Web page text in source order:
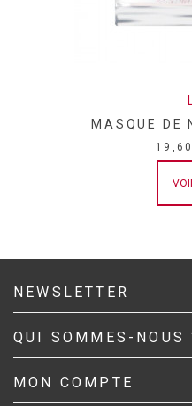
MASQUE DE
NEWSLETTER
QUI SOMMES-NOUS
MON COMPTE